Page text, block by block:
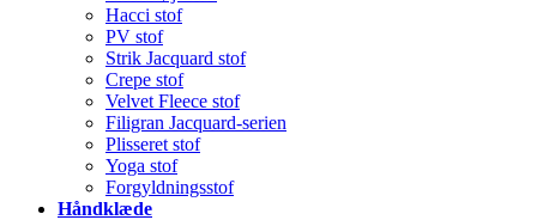
Hacci stof
PV stof
Strik Jacquard stof
Crepe stof
Velvet Fleece stof
Filigran Jacquard-serien
Plisseret stof
Yoga stof
Forgyldningsstof
Håndklæde